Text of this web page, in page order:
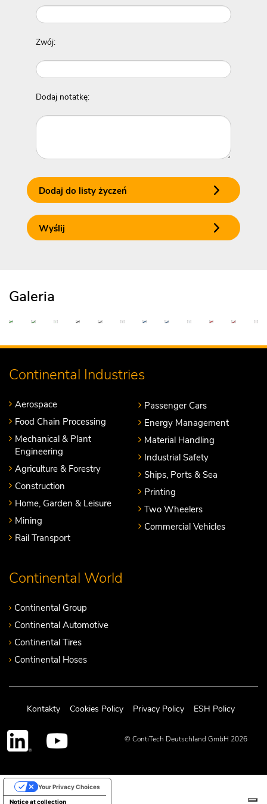
Zwój:
Dodaj notatkę:
Dodaj do listy życzeń
Wyślij
Galeria
Continental Industries
Aerospace
Food Chain Processing
Mechanical & Plant
Engineering
Agriculture & Forestry
Construction
Home, Garden & Leisure
Mining
Rail Transport
Passenger Cars
Energy Management
Material Handling
Industrial Safety
Ships, Ports & Sea
Printing
Two Wheelers
Commercial Vehicles
Continental World
Continental Group
Continental Automotive
Continental Tires
Continental Hoses
Kontakty Cookies Policy Privacy Policy ESH Policy
© ContiTech Deutschland GmbH 2026
Notice at collection
Your Privacy Choices